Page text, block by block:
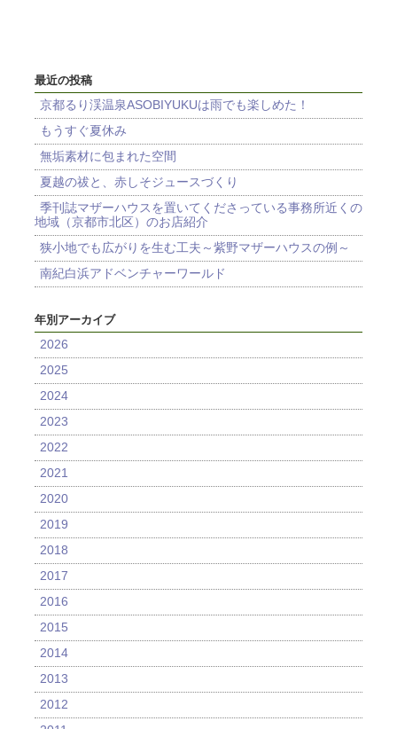
最近の投稿
京都るり渓温泉ASOBIYUKUは雨でも楽しめた！
もうすぐ夏休み
無垢素材に包まれた空間
夏越の祓と、赤しそジュースづくり
季刊誌マザーハウスを置いてくださっている事務所近くの
地域（京都市北区）のお店紹介
狭小地でも広がりを生む工夫～紫野マザーハウスの例～
南紀白浜アドベンチャーワールド
年別アーカイブ
2026
2025
2024
2023
2022
2021
2020
2019
2018
2017
2016
2015
2014
2013
2012